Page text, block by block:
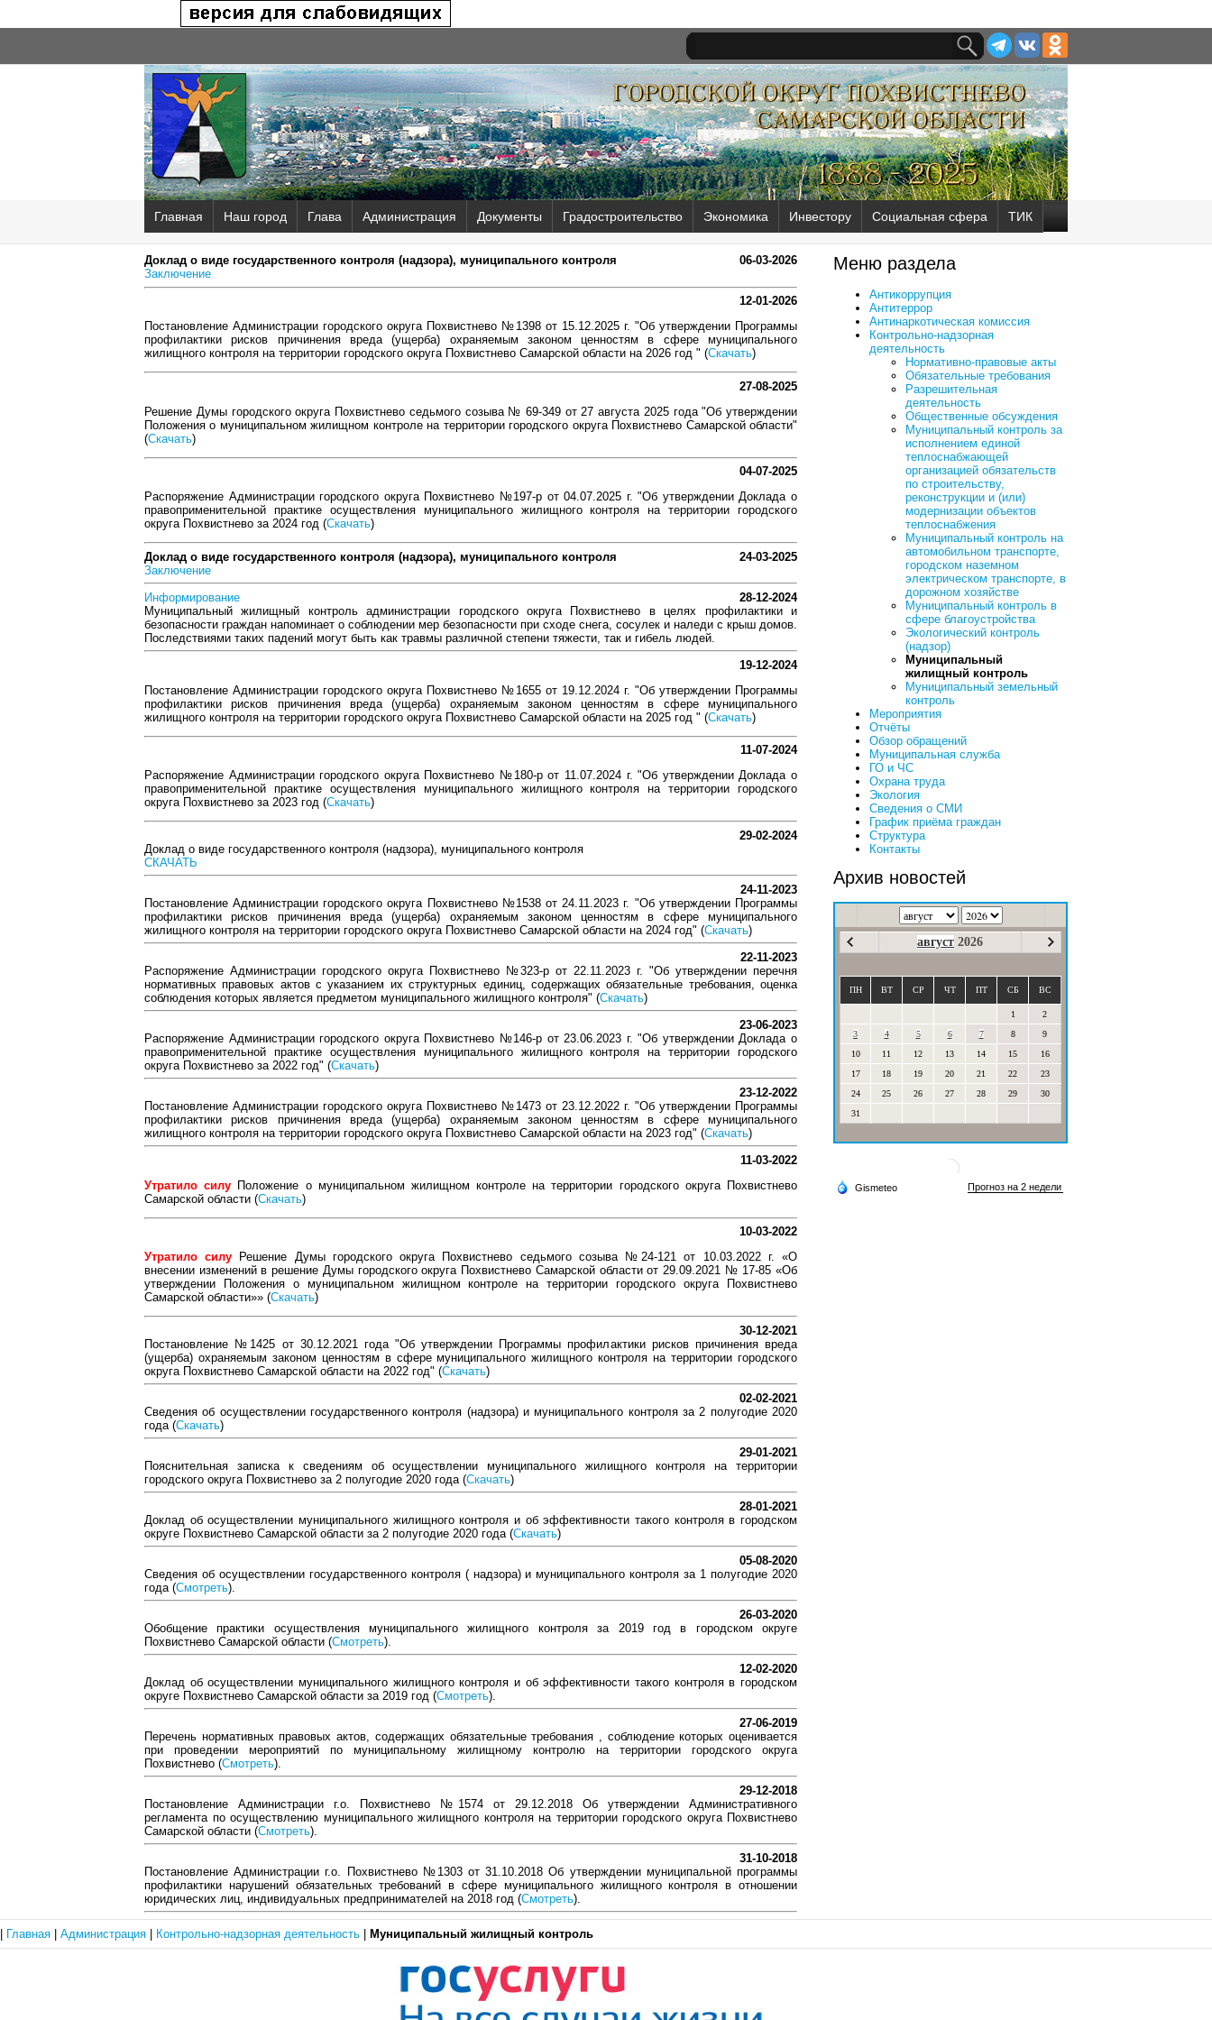
Главная Наш город Глава Администрация Документы Градостроительство Экономика Инвестору Социальная сфера ТИК
06-03-2026
Доклад о виде государственного контроля (надзора), муниципального контроля
Заключение
12-01-2026
Постановление Администрации городского округа Похвистнево №1398 от 15.12.2025 г. "Об утверждении Программы
профилактики рисков причинения вреда (ущерба) охраняемым законом ценностям в сфере муниципального
жилищного контроля на территории городского округа Похвистнево Самарской области на 2026 год " (Скачать)
27-08-2025
Решение Думы городского округа Похвистнево седьмого созыва № 69-349 от 27 августа 2025 года "Об утверждении
Положения о муниципальном жилищном контроле на территории городского округа Похвистнево Самарской области"
(Скачать)
04-07-2025
Распоряжение Администрации городского округа Похвистнево №197-р от 04.07.2025 г. "Об утверждении Доклада о
правоприменительной практике осуществления муниципального жилищного контроля на территории городского
округа Похвистнево за 2024 год (Скачать)
24-03-2025
Доклад о виде государственного контроля (надзора), муниципального контроля
Заключение
28-12-2024
Информирование
Муниципальный жилищный контроль администрации городского округа Похвистнево в целях профилактики и
безопасности граждан напоминает о соблюдении мер безопасности при сходе снега, сосулек и наледи с крыш домов.
Последствиями таких падений могут быть как травмы различной степени тяжести, так и гибель людей.
19-12-2024
Постановление Администрации городского округа Похвистнево №1655 от 19.12.2024 г. "Об утверждении Программы
профилактики рисков причинения вреда (ущерба) охраняемым законом ценностям в сфере муниципального
жилищного контроля на территории городского округа Похвистнево Самарской области на 2025 год " (Скачать)
11-07-2024
Распоряжение Администрации городского округа Похвистнево №180-р от 11.07.2024 г. "Об утверждении Доклада о
правоприменительной практике осуществления муниципального жилищного контроля на территории городского
округа Похвистнево за 2023 год (Скачать)
29-02-2024
Доклад о виде государственного контроля (надзора), муниципального контроля
СКАЧАТЬ
24-11-2023
Постановление Администрации городского округа Похвистнево №1538 от 24.11.2023 г. "Об утверждении Программы
профилактики рисков причинения вреда (ущерба) охраняемым законом ценностям в сфере муниципального
жилищного контроля на территории городского округа Похвистнево Самарской области на 2024 год" (Скачать)
22-11-2023
Распоряжение Администрации городского округа Похвистнево №323-р от 22.11.2023 г. "Об утверждении перечня
нормативных правовых актов с указанием их структурных единиц, содержащих обязательные требования, оценка
соблюдения которых является предметом муниципального жилищного контроля" (Скачать)
23-06-2023
Распоряжение Администрации городского округа Похвистнево №146-р от 23.06.2023 г. "Об утверждении Доклада о
правоприменительной практике осуществления муниципального жилищного контроля на территории городского
округа Похвистнево за 2022 год" (Скачать)
23-12-2022
Постановление Администрации городского округа Похвистнево №1473 от 23.12.2022 г. "Об утверждении Программы
профилактики рисков причинения вреда (ущерба) охраняемым законом ценностям в сфере муниципального
жилищного контроля на территории городского округа Похвистнево Самарской области на 2023 год" (Скачать)
11-03-2022
Утратило силу Положение о муниципальном жилищном контроле на территории городского округа Похвистнево
Самарской области (Скачать)
10-03-2022
Утратило силу
Решение Думы городского округа Похвистнево седьмого созыва №24-121 от 10.03.2022 г. «О
внесении изменений в решение Думы городского округа Похвистнево Самарской области от 29.09.2021 № 17-85 «Об
утверждении Положения о муниципальном жилищном контроле на территории городского округа Похвистнево
Самарской области»» (Скачать)
30-12-2021
Постановление №1425 от 30.12.2021 года "Об утверждении Программы профилактики рисков причинения вреда
(ущерба) охраняемым законом ценностям в сфере муниципального жилищного контроля на территории городского
округа Похвистнево Самарской области на 2022 год" (Скачать)
02-02-2021
Сведения об осуществлении государственного контроля (надзора) и муниципального контроля за 2 полугодие 2020
года (Скачать)
29-01-2021
Пояснительная записка к сведениям об осуществлении муниципального жилищного контроля на территории
городского округа Похвистнево за 2 полугодие 2020 года (Скачать)
28-01-2021
Доклад об осуществлении муниципального жилищного контроля и об эффективности такого контроля в городском
округе Похвистнево Самарской области за 2 полугодие 2020 года (Скачать)
05-08-2020
Сведения об осуществлении государственного контроля ( надзора) и муниципального контроля за 1 полугодие 2020
года (Смотреть).
26-03-2020
Обобщение практики осуществления муниципального жилищного контроля за 2019 год в городском округе
Похвистнево Самарской области (Смотреть).
12-02-2020
Доклад об осуществлении муниципального жилищного контроля и об эффективности такого контроля в городском
округе Похвистнево Самарской области за 2019 год (Смотреть).
27-06-2019
Перечень нормативных правовых актов, содержащих обязательные требования , соблюдение которых оценивается
при проведении мероприятий по муниципальному жилищному контролю на территории городского округа
Похвистнево (Смотреть).
29-12-2018
Постановление Администрации г.о. Похвистнево №1574 от 29.12.2018 Об утверждении Административного
регламента по осуществлению муниципального жилищного контроля на территории городского округа Похвистнево
Самарской области (Смотреть).
31-10-2018
Постановление Администрации г.о. Похвистнево №1303 от 31.10.2018 Об утверждении муниципальной программы
профилактики нарушений обязательных требований в сфере муниципального жилищного контроля в отношении
юридических лиц, индивидуальных предпринимателей на 2018 год (Смотреть).
Меню раздела
Антикоррупция
Антитеррор
Антинаркотическая комиссия
Контрольно-надзорная
деятельность
Нормативно-правовые акты
Обязательные требования
Разрешительная
деятельность
Общественные обсуждения
Муниципальный контроль за
исполнением единой
теплоснабжающей
организацией обязательств
по строительству,
реконструкции и (или)
модернизации объектов
теплоснабжения
Муниципальный контроль на
автомобильном транспорте,
городском наземном
электрическом транспорте, в
дорожном хозяйстве
Муниципальный контроль в
сфере благоустройства
Экологический контроль
(надзор)
Муниципальный
жилищный контроль
Муниципальный земельный
контроль
Мероприятия
Отчёты
Обзор обращений
Муниципальная служба
ГО и ЧС
Охрана труда
Экология
Сведения о СМИ
График приёма граждан
Структура
Контакты
Архив новостей
август 2026
ПН ВТ СР ЧТ ПТ СБ ВС
1
2
3
4 5 6 7 8
9
10
11 12 13 14 15
16
17
18 19 20 21 22
23
24
25 26 27 28 29
30
31
| Главная | Администрация | Контрольно-надзорная деятельность | Муниципальный жилищный контроль